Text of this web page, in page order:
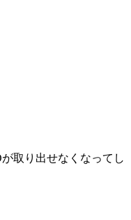
取り出せなくなってし